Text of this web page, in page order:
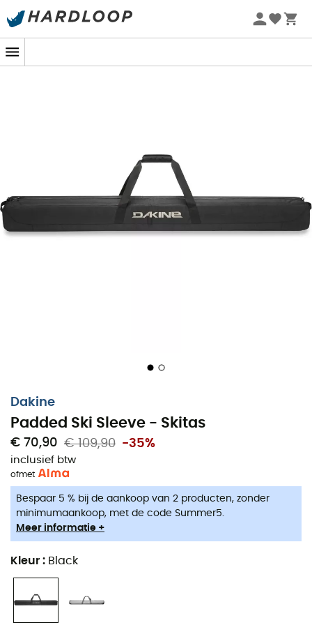
Zomeraanbiedingen 🔥 -5% EXTRA vanaf 2 producten* met
Dakine
Padded Ski Sleeve - Skitas
€ 70,90 € 109,90 -35%
inclusief btw
ofmet
Bespaar 5 % bij de aankoop van 2 producten, zonder
minimumaankoop, met de code Summer5.
Meer informatie +
Kleur : Black